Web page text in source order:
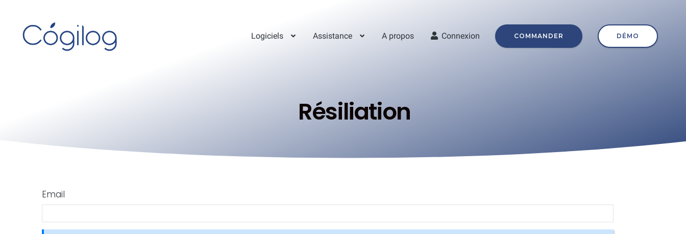
Logiciels Assistance A propos Connexion COMMANDER DÉMO
Résiliation
Email